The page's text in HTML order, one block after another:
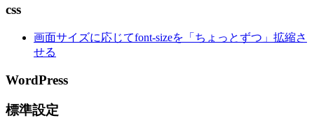
css
画面サイズに応じてfont-sizeを「ちょっとずつ」拡縮さ
せる
WordPress
標準設定